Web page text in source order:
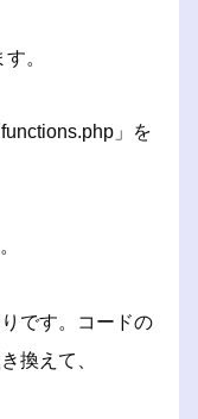
。
」を
です。コードの
換えて、